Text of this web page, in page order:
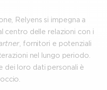
Relyens si impegna a
centro delle relazioni con i
, fornitori e potenziali
nel lungo periodo.
dei loro dati personali è